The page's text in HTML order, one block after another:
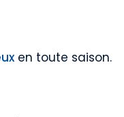
en toute saison.